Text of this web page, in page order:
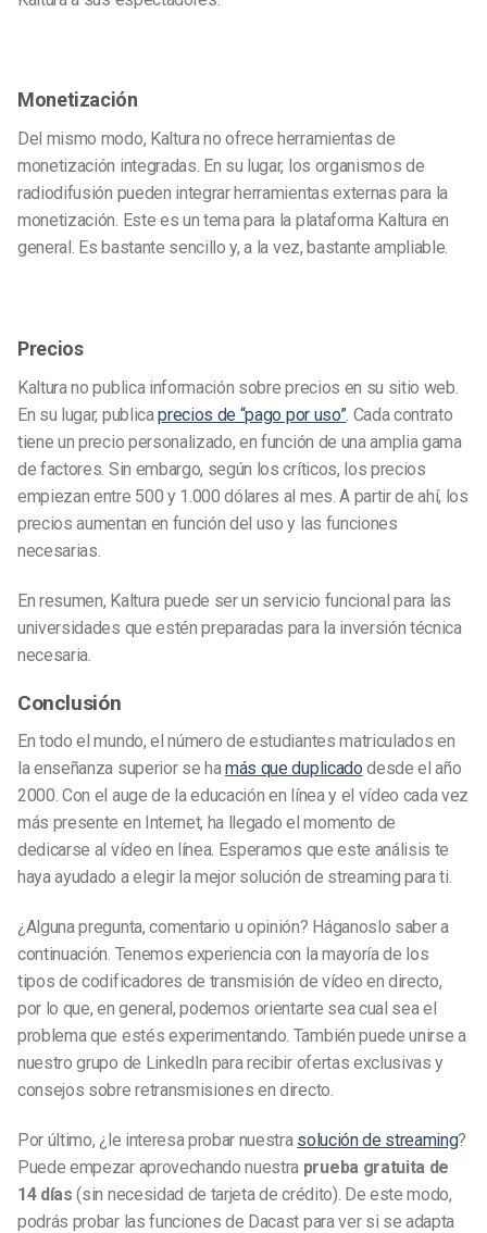
Monetización
Del mismo modo, Kaltura no ofrece herramientas de
monetización integradas. En su lugar, los organismos de
radiodifusión pueden integrar herramientas externas para la
monetización. Este es un tema para la plataforma Kaltura en
general. Es bastante sencillo y, a la vez, bastante ampliable.
Precios
Kaltura no publica información sobre precios en su sitio web.
En su lugar, publicaprecios de “pago por uso”. Cada contrato
tiene un precio personalizado, en función de una amplia gama
de factores. Sin embargo, según los críticos, los precios
empiezan entre 500 y 1.000 dólares al mes. A partir de ahí, los
precios aumentan en función del uso y las funciones
necesarias.
En resumen, Kaltura puede ser un servicio funcional para las
universidades que estén preparadas para la inversión técnica
necesaria.
Conclusión
En todo el mundo, el número de estudiantes matriculados en
la enseñanza superior se hamás que duplicado desde el año
2000. Con el auge de la educación en línea y el vídeo cada vez
más presente en Internet, ha llegado el momento de
dedicarse al vídeo en línea. Esperamos que este análisis te
haya ayudado a elegir la mejor solución de streaming para ti.
¿Alguna pregunta, comentario u opinión? Háganoslo saber a
continuación. Tenemos experiencia con la mayoría de los
tipos de codificadores de transmisión de vídeo en directo,
por lo que, en general, podemos orientarte sea cual sea el
problema que estés experimentando. También puede unirse a
nuestro grupo de LinkedIn para recibir ofertas exclusivas y
consejos sobre retransmisiones en directo.
Por último, ¿le interesa probar nuestra solución de streaming?
Puede empezar aprovechando nuestra prueba gratuita de
14 días (sin necesidad de tarjeta de crédito). De este modo,
podrás probar las funciones de Dacast para ver si se adapta